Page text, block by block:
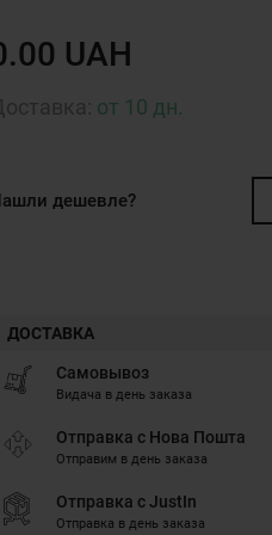
UAH
от 10 дн.
дешевле?
ДОСТАВКА
Самовывоз
Видача в день заказа
Отправка с Нова Пошта
Отправим в день заказа
Отправка с JustIn
Отправка в день заказа